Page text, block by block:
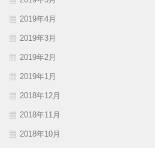
2019年4月
2019年3月
2019年2月
2019年1月
2018年12月
2018年11月
2018年10月